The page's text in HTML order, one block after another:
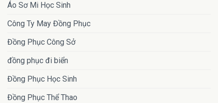
Áo Sơ Mi Học Sinh
Công Ty May Đồng Phục
Đồng Phục Công Sở
đồng phục đi biển
Đồng Phục Học Sinh
Đồng Phục Thể Thao